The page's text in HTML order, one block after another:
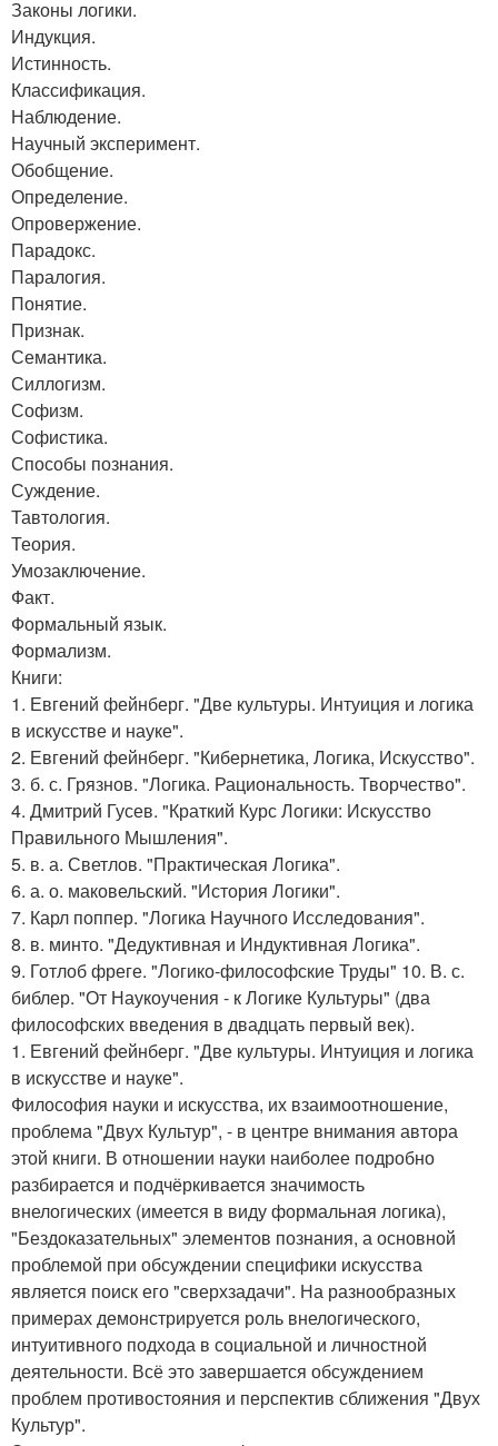
Законы логики.
Индукция.
Истинность.
Классификация.
Наблюдение.
Научный эксперимент.
Обобщение.
Определение.
Опровержение.
Парадокс.
Паралогия.
Понятие.
Признак.
Семантика.
Силлогизм.
Софизм.
Софистика.
Способы познания.
Суждение.
Тавтология.
Теория.
Умозаключение.
Факт.
Формальный язык.
Формализм.
Книги:
1. Евгений фейнберг. "Две культуры. Интуиция и логика
в искусстве и науке".
2. Евгений фейнберг. "Кибернетика, Логика, Искусство".
3. б. с. Грязнов. "Логика. Рациональность. Творчество".
4. Дмитрий Гусев. "Краткий Курс Логики: Искусство
Правильного Мышления".
5. в. а. Светлов. "Практическая Логика".
6. а. о. маковельский. "История Логики".
7. Карл поппер. "Логика Научного Исследования".
8. в. минто. "Дедуктивная и Индуктивная Логика".
9. Готлоб фреге. "Логико-философские Труды" 10. В. с.
библер. "От Наукоучения - к Логике Культуры" (два
философских введения в двадцать первый век).
1. Евгений фейнберг. "Две культуры. Интуиция и логика
в искусстве и науке".
Философия науки и искусства, их взаимоотношение,
проблема "Двух Культур", - в центре внимания автора
этой книги. В отношении науки наиболее подробно
разбирается и подчёркивается значимость
внелогических (имеется в виду формальная логика),
"Бездоказательных" элементов познания, а основной
проблемой при обсуждении специфики искусства
является поиск его "сверхзадачи". На разнообразных
примерах демонстрируется роль внелогического,
интуитивного подхода в социальной и личностной
деятельности. Всё это завершается обсуждением
проблем противостояния и перспектив сближения "Двух
Культур".